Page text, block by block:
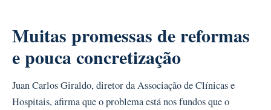
Muitas promessas de reformas
e pouca concretização
Juan Carlos Giraldo, diretor da Associação de Clínicas e
Hospitais, afirma que o problema está nos fundos que o